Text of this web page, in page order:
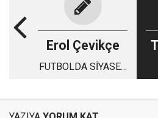
Erol Çevikçe
FUTBOLDA SİYASET